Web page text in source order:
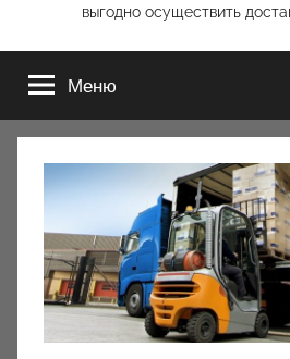
выгодно осуществить
Меню